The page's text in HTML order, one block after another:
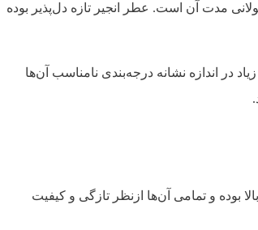
مدت آن است. عطر انجیر تازه دل‌پذیر بوده
در اندازه نشانه درجه‌بندی نامناسب آن‌ها
بوده و تمامی آن‌ها ازنظر تازگی و کیفیت